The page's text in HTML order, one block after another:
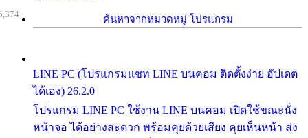
ค้นหาจากหมวดหมู่ โปรแกรม
LINE PC (โปรแกรมแชท LINE บนคอม ติดตั้งง่าย อัปเดต
ได้เอง) 26.2.0
โปรแกรม LINE PC ใช้งาน LINE บนคอม เปิดใช้ขณะนั่ง
หน้าจอ ได้อย่างสะดวก พร้อมคุยด้วยเสียง คุยเห็นหน้า ส่ง